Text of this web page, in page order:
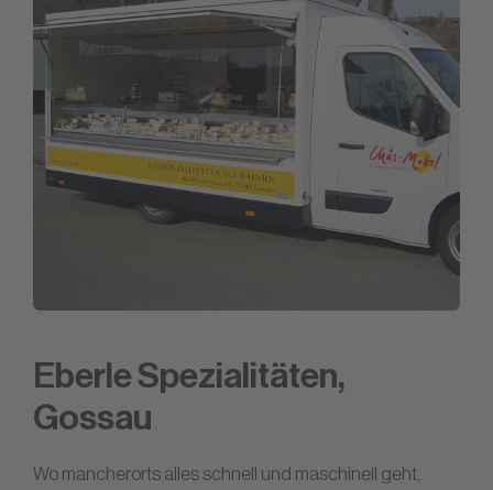
Eberle Spezialitäten,
Gossau
Wo mancherorts alles schnell und maschinell geht,